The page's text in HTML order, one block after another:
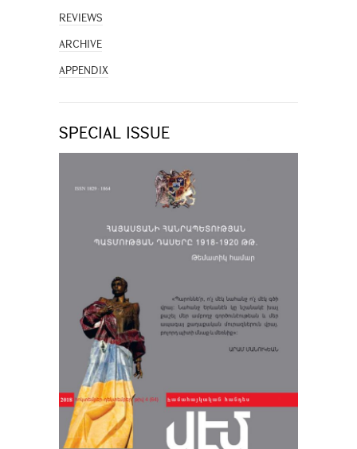
REVIEWS
ARCHIVE
APPENDIX
SPECIAL ISSUE